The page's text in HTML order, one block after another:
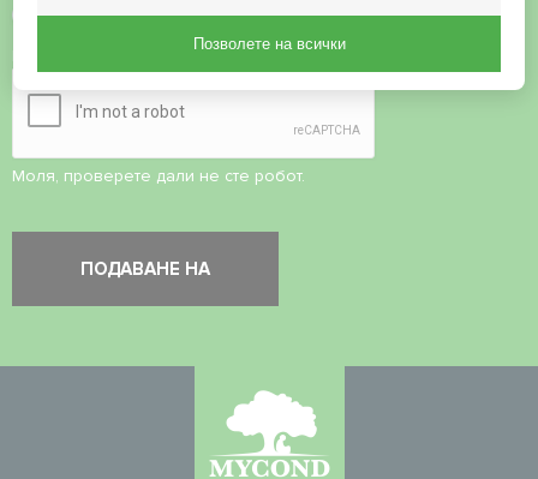
Приемане наполитиката за поверителност
Проверка на сигурността*
Моля, проверете дали не сте робот.
Позволете на всички